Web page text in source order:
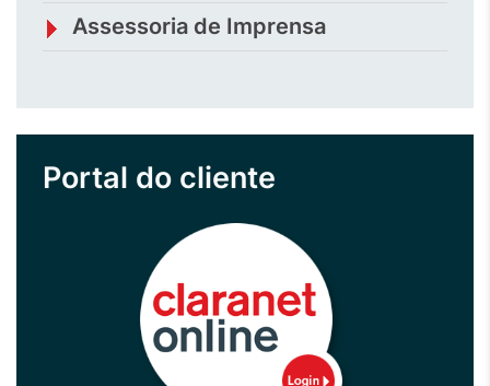
Assessoria de Imprensa
Portal do cliente